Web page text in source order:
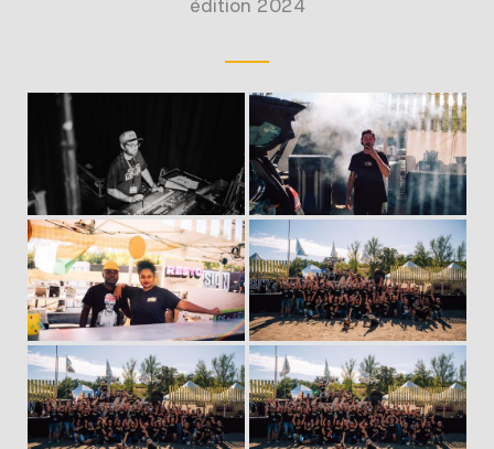
édition 2024